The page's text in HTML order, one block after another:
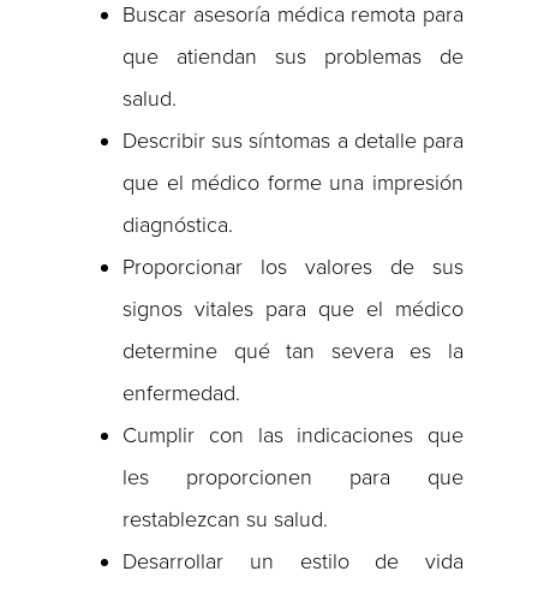
Buscar asesoría médica remota para
que atiendan sus problemas de
salud.
Describir sus síntomas a detalle para
que el médico forme una impresión
diagnóstica.
Proporcionar los valores de sus
signos vitales para que el médico
determine qué tan severa es la
enfermedad.
Cumplir con las indicaciones que
les proporcionen para que
restablezcan su salud.
Desarrollar un estilo de vida